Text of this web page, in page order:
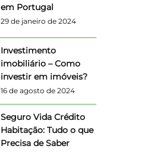
em Portugal
29 de janeiro de 2024
Investimento
imobiliário – Como
investir em imóveis?
16 de agosto de 2024
Seguro Vida Crédito
Habitação: Tudo o que
Precisa de Saber